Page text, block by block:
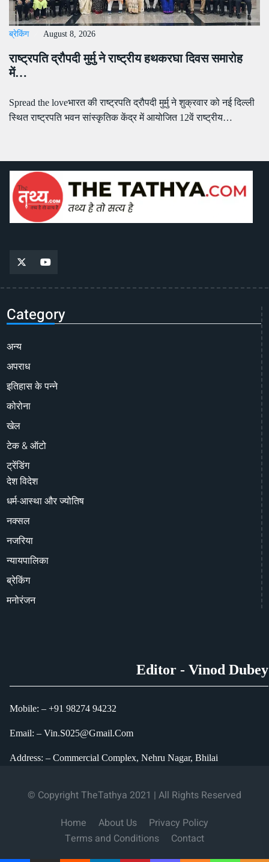
ब्रेकिंग August 8, 2026
राष्ट्रपति द्रौपदी मुर्मु ने राष्ट्रीय हथकरघा दिवस समारोह
में…
Spread the loveभारत की राष्ट्रपति द्रौपदी मुर्मु ने शुक्रवार को नई दिल्ली
स्थित राष्ट्रपति भवन सांस्कृतिक केंद्र में आयोजित 12वें राष्ट्रीय…
Category
अन्य
अपराध
इतिहास के पन्ने
कोरोना
खेल
टेक & ऑटो
ट्रेंडिंग
देश विदेश
धर्म-आस्था और ज्योतिष
नक्सल
नजरिया
न्यायपालिका
ब्रेकिंग
मनोरंजन
Editor - Vinod Dubey
Mobile: – +91 98274 94232
Email: – Vin.S025@Gmail.Com
Address: – Commercial Complex, Nehru Nagar, Bhilai
© Copyright TheTathya 2021 | All Rights Reserved
Home
About Us
Privacy Policy
Terms and Conditions
Contact